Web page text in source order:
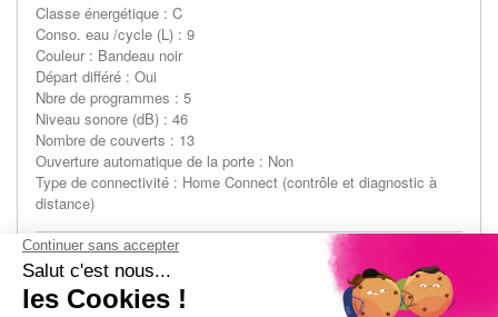
Classe énergétique : C
Conso. eau /cycle (L) : 9
Couleur : Bandeau noir
Départ différé : Oui
Nbre de programmes : 5
Niveau sonore (dB) : 46
Nombre de couverts : 13
Ouverture automatique de la porte : Non
Type de connectivité : Home Connect (contrôle et diagnostic à
distance)
779,99€
En stock